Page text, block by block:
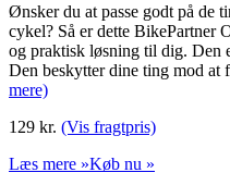
Ønsker du at passe godt på de
cykel? Så er dette BikePartner
og praktisk løsning til dig. Den
Den beskytter dine ting mod at
mere)
129 kr. (Vis fragtpris)
Læs mere »Køb nu »